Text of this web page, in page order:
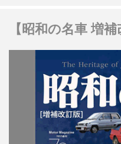
【昭和の名車 増